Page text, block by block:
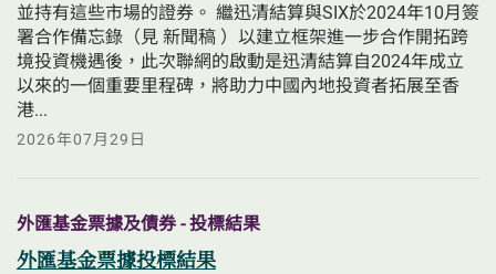
並持有這些市場的證券。 繼迅清結算與SIX於2024年10月簽
署合作備忘錄（見 新聞稿 ）以建立框架進一步合作開拓跨
境投資機遇後，此次聯網的啟動是迅清結算自2024年成立
以來的一個重要里程碑，將助力中國內地投資者拓展至香
港...
2026年07月29日
外匯基金票據及債券 - 投標結果
外匯基金票據投標結果